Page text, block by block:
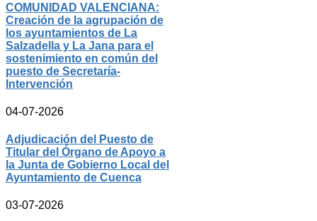
COMUNIDAD VALENCIANA:
Creación de la agrupación de
los ayuntamientos de La
Salzadella y La Jana para el
sostenimiento en común del
puesto de Secretaría-
Intervención
04-07-2026
Adjudicación del Puesto de
Titular del Órgano de Apoyo a
la Junta de Gobierno Local del
Ayuntamiento de Cuenca
03-07-2026